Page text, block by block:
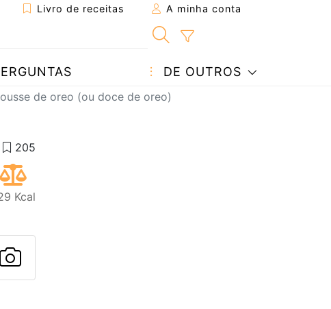
Livro de receitas A minha conta
DE OUTROS
de oreo (ou doce de oreo)
Kcal
a um amigo
página
com o autor da receita
Fez esta receita? Compartilhe